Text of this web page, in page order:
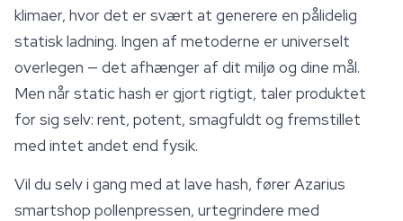
klimaer, hvor det er svært at generere en pålidelig
statisk ladning. Ingen af metoderne er universelt
overlegen — det afhænger af dit miljø og dine mål.
Men når static hash er gjort rigtigt, taler produktet
for sig selv: rent, potent, smagfuldt og fremstillet
med intet andet end fysik.
Vil du selv i gang med at lave hash, fører Azarius
smartshop pollenpressen, urtegrindere med